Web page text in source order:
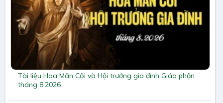
Tài liệu Hoa Mân Côi và Hội trưởng gia đình Giáo phận
tháng 8.2026